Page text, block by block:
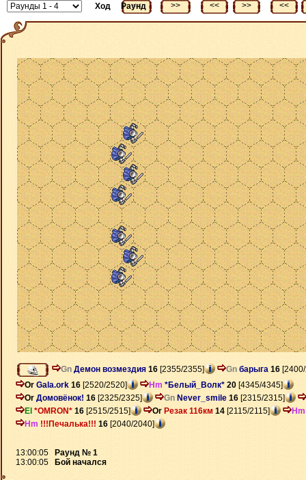
<< >> <<
Ход >> <<
Раунд
Gn Демон возмездия 16 [2355/2355] Gn барыга 16
Or Gala.ork 16 [2520/2520] Hm *Белый_Волк* 20 [4345/4345]
Or Домовёнок! 16 [2325/2325] Gn Never_smile 16 [2315/2315]
El *OMRON* 16 [2515/2515] Or Резак 116км 14 [2115/2115]
Hm
Hm !!!Печалька!!! 16 [2040/2040]
13:00:05
Раунд № 1
13:00:05
Бой начался